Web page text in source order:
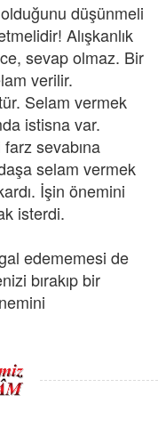
düşünmeli
Alışkanlık
sevap olmaz. Bir
verilir.
Selam vermek
istisna var.
sevabına
selam vermek
İşin önemini
isterdi.
edememesi de
bırakıp bir